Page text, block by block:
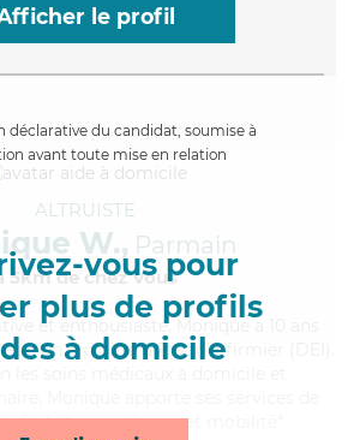
le profil
déclarative du candidat, soumise à
avant toute mise en relation
vous pour
plus de profils
à domicile
ALTRUISTE
W., Parmain
5km de chez Vous
et enthousiaste, Monique a 10 ans
un diplôme d'Etat d'infirmier (DEI).
habillage, ménage et mobilité*